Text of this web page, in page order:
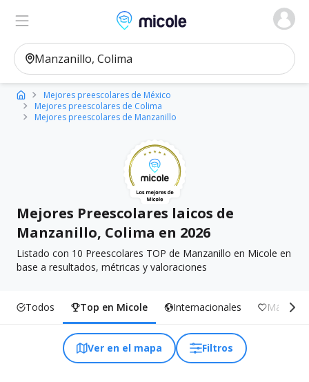
Micole, buscador de colegios
Ver en el mapa
Mejores preescolares de México
Mejores preescolares de Colima
Mejores preescolares de Manzanillo
Mejores Preescolares laicos de
Manzanillo, Colima en 2026
Listado con 10 Preescolares TOP de Manzanillo en Micole en
base a resultados, métricas y valoraciones
Todos Top en Micole Internacionales Más
Ver en el mapa Filtros